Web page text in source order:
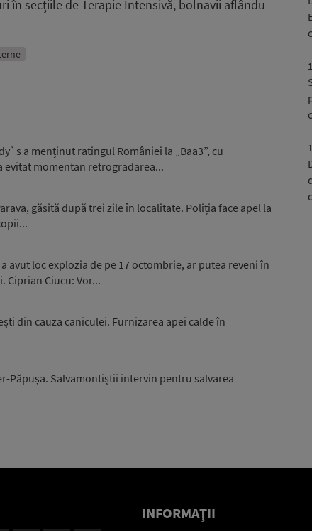
în secţiile de Terapie Intensivă, bolnavii aflându-
a menținut ratingul României la „Baa3”, cu
evitat momentan retrogradarea...
găsită după trei zile în localitate. Poliția face apel la
avut loc explozia de pe 17 octombrie, ar putea reveni în
Ciprian Ciucu: Vor...
din cauza caniculei. Furnizarea apei calde în
Păpușa. Salvamontiștii intervin pentru salvarea
INFORMAŢII